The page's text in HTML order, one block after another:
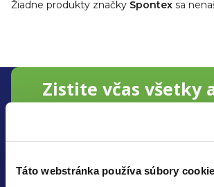
Táto webstránka používa súbory
Žiadne produkty značky Spontex sa
Z
á
ä
Zistite včas všetky
Prihláste sa k nášmu newsletteru a
Muumi Baby a Ella's Kitchen.